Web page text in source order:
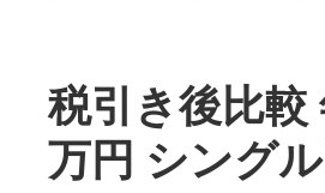
税引き後比較
万円 シング